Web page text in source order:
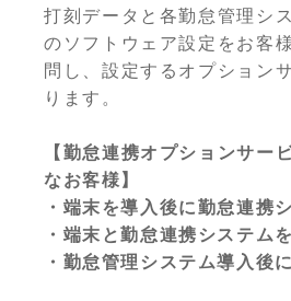
打刻データと各勤怠管理シ
のソフトウェア設定をお客
問し、設定するオプション
ります。
【勤怠連携オプションサー
なお客様】
・端末を導入後に勤怠連携
・端末と勤怠連携システム
・勤怠管理システム導入後